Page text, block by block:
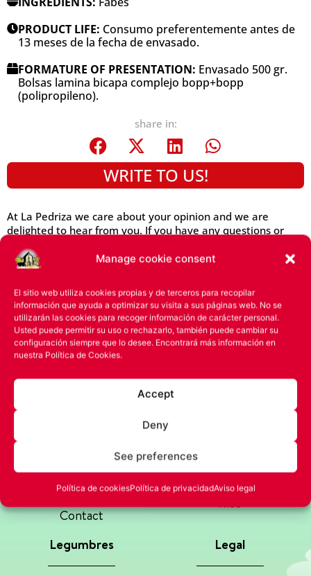
Manage cookie consent
El sitio web utiliza cookies propias y de terceros para recopilar
información que ayuda a optimizar su visita a sus páginas web. No se
utilizarán las cookies para recoger información de carácter personal.
Usted puede permitir su uso o rechazarlo, también puede cambiar su
configuración siempre que lo desee. Encontrará más información en
nuestra Política de Cookies.
Accept
Deny
See preferences
Política de cookiesPolítica de privacidadAviso legal
PRODUCT LIFE: Consumo preferentemente antes de
13 meses de la fecha de envasado.
FORMATURE OF PRESENTATION: Envasado 500 gr.
Bolsas lamina bicapa complejo bopp+bopp
(polipropileno).
share in:
WRITE TO US!
At La Pedriza we care about your opinion and we are
delighted to hear from you. If you have any questions or
share with us, please write to us using the following form.
Quality assurance
Do you want to
Contact
Lentils
Beans
Rice
Legumbres Legal